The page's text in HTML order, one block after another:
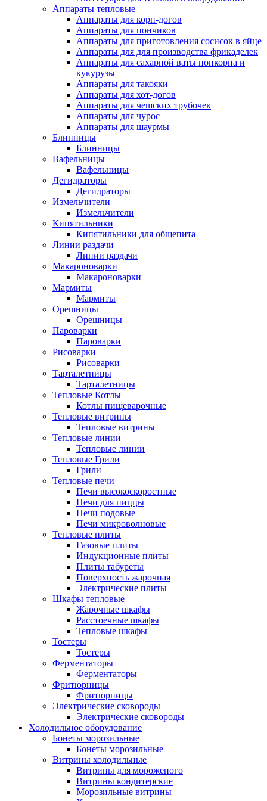
Аппараты тепловые
Аппараты для корн-догов
Аппараты для пончиков
Аппараты для приготовления сосисок в яйце
Аппараты для для производства фрикаделек
Аппараты для сахарной ваты попкорна и
кукурузы
Аппараты для такояки
Аппараты для хот-догов
Аппараты для чешских трубочек
Аппараты для чурос
Аппараты для шаурмы
Блинницы
Блинницы
Вафельницы
Вафельницы
Дегидраторы
Дегидраторы
Измельчители
Измельчители
Кипятильники
Кипятильники для общепита
Линии раздачи
Линии раздачи
Макароноварки
Макароноварки
Мармиты
Мармиты
Орешницы
Орешницы
Пароварки
Пароварки
Рисоварки
Рисоварки
Тарталетницы
Тарталетницы
Тепловые Котлы
Котлы пищеварочные
Тепловые витрины
Тепловые витрины
Тепловые линии
Тепловые линии
Тепловые Грили
Грили
Тепловые печи
Печи высокоскоростные
Печи для пиццы
Печи подовые
Печи микроволновые
Тепловые плиты
Газовые плиты
Индукционные плиты
Плиты табуреты
Поверхность жарочная
Электрические плиты
Шкафы тепловые
Жарочные шкафы
Расстоечные шкафы
Тепловые шкафы
Тостеры
Тостеры
Ферментаторы
Ферментаторы
Фритюрницы
Фритюрницы
Электрические сковороды
Электрические сковороды
Холодильное оборудование
Бонеты морозильные
Бонеты морозильные
Витрины холодильные
Витрины для мороженого
Витрины кондитерские
Морозильные витрины